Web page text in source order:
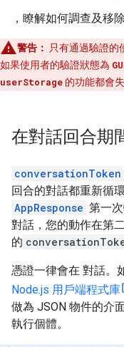
，瞭解如何調查及移
警告： 只有通過驗證的
如果使用者的驗證狀態為
userStorage 的功能都會失
在對話回合期
conversationToken
回合的對話都重新循
AppResponse 第一
對話，您的動作在第
的
憑證一律會在 對話。
Node.js 用戶端程式庫
做為 JSON 物件的介
執行個體。